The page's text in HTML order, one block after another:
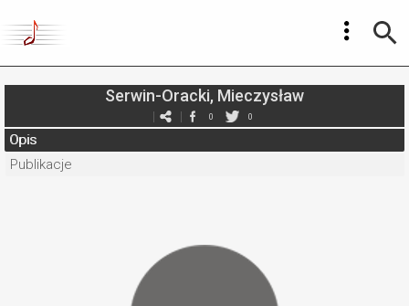
Serwin-Oracki, Mieczysław
0 0
Opis
Publikacje